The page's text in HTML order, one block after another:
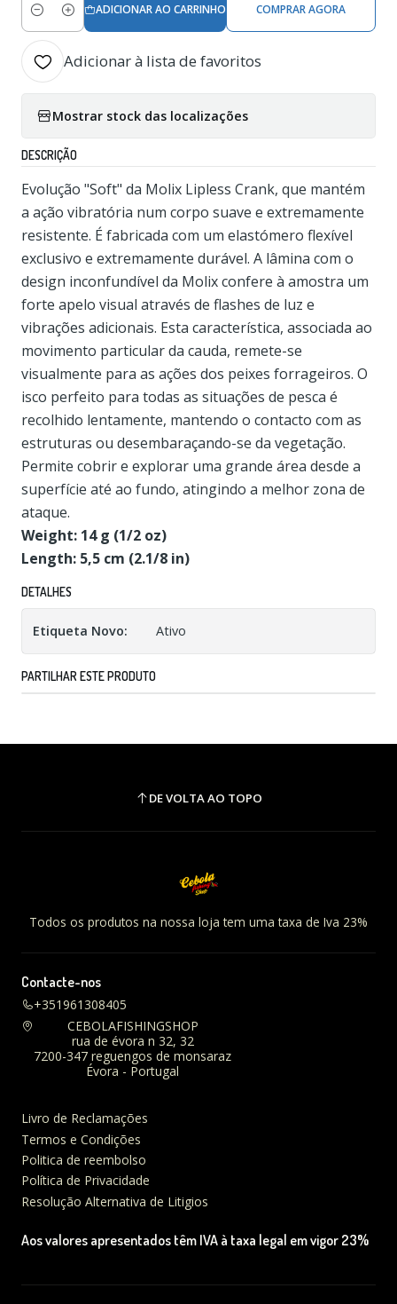
Quantidade
ADICIONAR AO CARRINHO COMPRAR AGORA
Adicionar à lista de favoritos
Mostrar stock das localizações
DESCRIÇÃO
Evolução "Soft" da Molix Lipless Crank, que mantém
a ação vibratória num corpo suave e extremamente
resistente. É fabricada com um elastómero flexível
exclusivo e extremamente durável. A lâmina com o
design inconfundível da Molix confere à amostra um
forte apelo visual através de flashes de luz e
vibrações adicionais. Esta característica, associada ao
movimento particular da cauda, ​​remete-se
visualmente para as ações dos peixes forrageiros. O
isco perfeito para todas as situações de pesca é
recolhido lentamente, mantendo o contacto com as
estruturas ou desembaraçando-se da vegetação.
Permite cobrir e explorar uma grande área desde a
superfície até ao fundo, atingindo a melhor zona de
ataque.
Weight: 14 g (1/2 oz)
Length: 5,5 cm (2.1/8 in)
DETALHES
Etiqueta Novo: Ativo
PARTILHAR ESTE PRODUTO
DE VOLTA AO TOPO
Todos os produtos na nossa loja tem uma taxa de Iva 23%
Contacte-nos
+351961308405
CEBOLAFISHINGSHOP
rua de évora n 32, 32
7200-347 reguengos de monsaraz
Évora - Portugal
Livro de Reclamações
Termos e Condições
Politica de reembolso
Política de Privacidade
Resolução Alternativa de Litigios
Aos valores apresentados têm IVA à taxa legal em vigor 23%